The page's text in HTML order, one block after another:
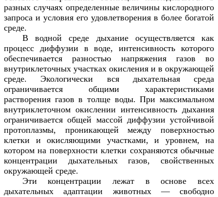
разных случаях определенные величины кислородного
запроса и условия его удовлетворения в более богатой
среде.
В водной среде дыхание осуществляется как
процесс диффузии в воде, интенсивность которого
обеспечивается разностью напряжения газов во
внутриклеточных участках окисления и в окружающей
среде. Экологически вся дыхательная среда
ограничивается общими характеристиками
растворения газов в толще воды. При максимальном
внутриклеточном окислении интенсивность дыхания
ограничивается общей массой диффузии устойчивой
протоплазмы, проникающей между поверхностью
клетки и окисляющими участками, и уровнем, на
котором на поверхности клетки сохраняются обычные
концентрации дыхательных газов, свойственных
окружающей среде.
Эти концентрации лежат в основе всех
дыхательных адаптации животных — свободно